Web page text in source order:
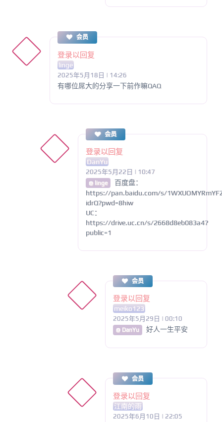
会员
登录以回复
linge
2025年5月18日 | 14:26
有哪位屌大的分享一下前作嘛QAQ
会员
登录以回复
DanYu
2025年5月22日 | 10:47
@ linge
百度盘：
https://pan.baidu.com/s/
idrQ?pwd=8hiw
UC：
https://drive.uc.cn/s/2668d8eb083a4?
public=1
会员
登录以回复
meiko123
2025年5月29日 | 00:10
@ DanYu 好人一生平安
会员
登录以回复
江南的雨
2025年6月10日 | 22:05